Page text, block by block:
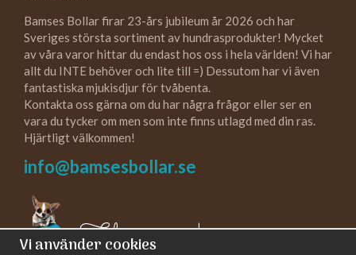
Bamses Bollar firar 23-års jubileum år 2026 och har
Sveriges största sortiment av hundrasprodukter! Mycket
av våra varor hittar du endast hos oss i hela världen! Vi har
allt du INTE behöver och lite till =) Dessutom har vi även
fantastiska mjukisdjur för tvåbenta.
Kontakta oss gärna om du har några frågor eller ser en
vara du tycker om men som inte finns utlagd med din ras.
Hjärtligt välkommen!
info@bamsesbollar.se
Följ oss gärna!
Vi använder cookies